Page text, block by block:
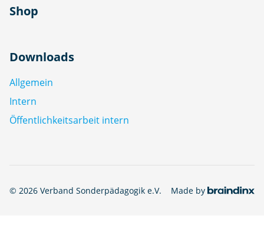
Shop
Downloads
Allgemein
Intern
Öffentlichkeitsarbeit intern
© 2026 Verband Sonderpädagogik e.V. Made by